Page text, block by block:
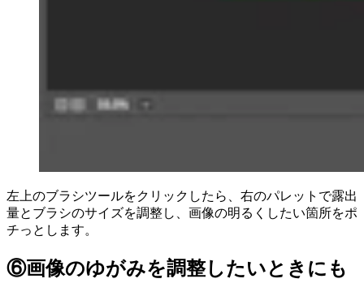
左上のブラシツールをクリックしたら、右のパレットで露出
量とブラシのサイズを調整し、画像の明るくしたい箇所をポ
チっとします。
⑥画像のゆがみを調整したいときにも